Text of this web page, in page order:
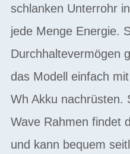
schlanken Unterrohr
jede Menge Energie.
Durchhaltevermögen
das Modell einfach
Wh Akku nachrüsten.
Wave Rahmen findet
und kann bequem